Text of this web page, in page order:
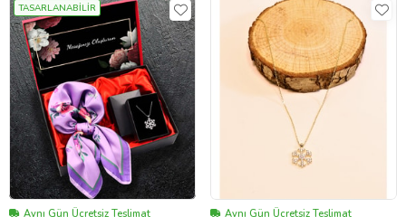
TASARLANABİLİR
Aynı Gün Ücretsiz Teslimat Aynı Gün Ücretsiz Teslimat